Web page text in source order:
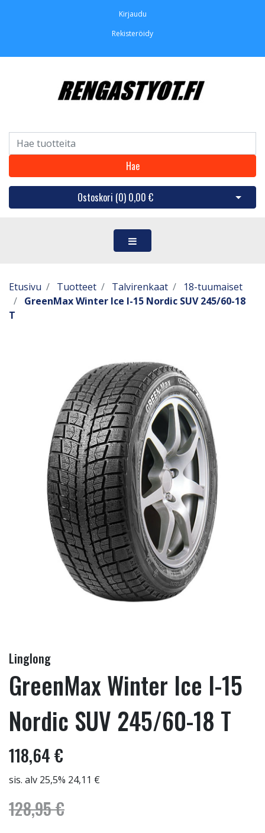
Kirjaudu
Rekisteröidy
Hae
Ostoskori (0) 0,00 € Avaa
Etusivu Tuotteet Talvirenkaat
18-tuumaiset
GreenMax Winter Ice I-15 Nordic SUV 245/60-18
T
Linglong
GreenMax Winter Ice I-15
Nordic SUV 245/60-18 T
118,64 €
sis. alv 25,5% 24,11 €
128,95 €